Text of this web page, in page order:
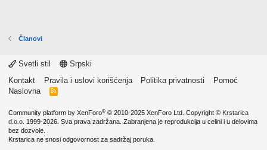
Članovi
Svetli stil
Srpski
Kontakt
Pravila i uslovi korišćenja Politika privatnosti
Pomoć
Naslovna
R
Community platform by XenForo® © 2010-2025 XenForo Ltd. Copyright © Krstarica
d.o.o. 1999-2026. Sva prava zadržana. Zabranjena je reprodukcija u celini i u delovima
bez dozvole.
Krstarica ne snosi odgovornost za sadržaj poruka.